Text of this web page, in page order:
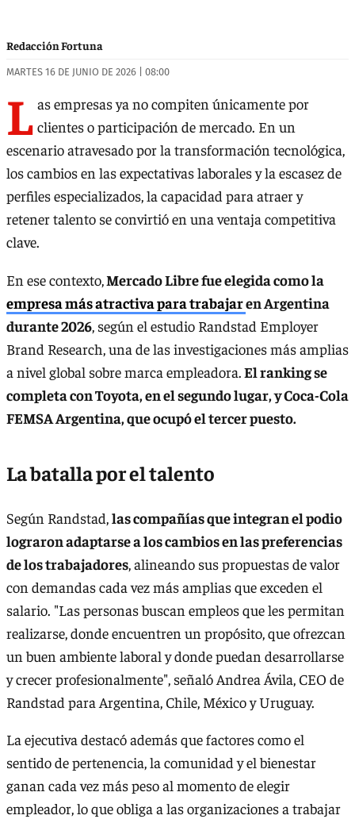
Redacción Fortuna
MARTES 16 DE JUNIO DE 2026 | 08:00
L as empresas ya no compiten únicamente por
clientes o participación de mercado. En un
escenario atravesado por la transformación tecnológica,
los cambios en las expectativas laborales y la escasez de
perfiles especializados, la capacidad para atraer y
retener talento se convirtió en una ventaja competitiva
clave.
En ese contexto,Mercado Libre fue elegida como la
empresa más atractiva para trabajaren Argentina
durante 2026, según el estudio Randstad Employer
Brand Research, una de las investigaciones más amplias
a nivel global sobre marca empleadora.El ranking se
completa con Toyota, en el segundo lugar, y Coca-Cola
FEMSA Argentina, que ocupó el tercer puesto.
La batalla por el talento
Según Randstad,las compañías que integran el podio
lograron adaptarse a los cambios en las preferencias
de los trabajadores, alineando sus propuestas de valor
con demandas cada vez más amplias que exceden el
salario. "Las personas buscan empleos que les permitan
realizarse, donde encuentren un propósito, que ofrezcan
un buen ambiente laboral y donde puedan desarrollarse
y crecer profesionalmente", señaló Andrea Ávila, CEO de
Randstad para Argentina, Chile, México y Uruguay.
La ejecutiva destacó además que factores como el
sentido de pertenencia, la comunidad y el bienestar
ganan cada vez más peso al momento de elegir
empleador, lo que obliga a las organizaciones a trabajar